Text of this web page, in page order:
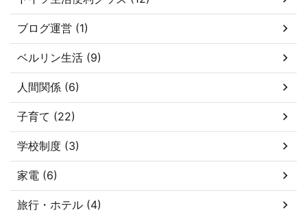
ブログ運営 (1)
ベルリン生活 (9)
人間関係 (6)
子育て (22)
学校制度 (3)
家電 (6)
旅行・ホテル (4)